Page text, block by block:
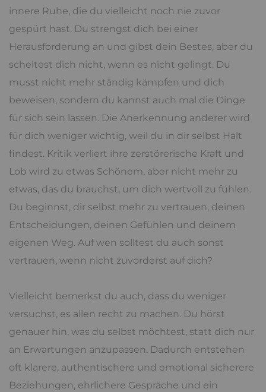
innere Ruhe, die du vielleicht noch nie zuvor
gespürt hast. Du strengst dich bei einer
Herausforderung an und gibst dein Bestes, aber du
scheltest dich nicht, wenn es nicht gelingt. Du
musst nicht mehr ständig kämpfen und dich
beweisen, sondern du kannst auch mal die Dinge
für sich sein lassen. Die Anerkennung anderer wird
für dich weniger wichtig, weil du in dir selbst Halt
findest. Kritik verliert ihre zerstörerische Kraft und
Lob wird zu etwas Schönem, aber nicht mehr zu
etwas, das du brauchst, um dich wertvoll zu fühlen.
Du beginnst, dir selbst mehr zu vertrauen, deinen
Entscheidungen, deinen Gefühlen und deinem
eigenen Weg. Auf wen solltest du auch sonst
vertrauen, wenn nicht zuvorderst auf dich?
Vielleicht bemerkst du auch, dass du weniger
versuchst, es allen recht zu machen. Du hörst
genauer hin, was du selbst möchtest, statt dich nur
an Erwartungen anzupassen. Dadurch entstehen
oft klarere, authentischere und emotional sicherere
Beziehungen, ehrlichere Gespräche und ein